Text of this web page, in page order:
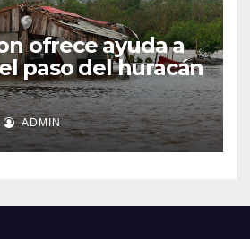
ofrece ayuda a
paso del huracán
ADMIN